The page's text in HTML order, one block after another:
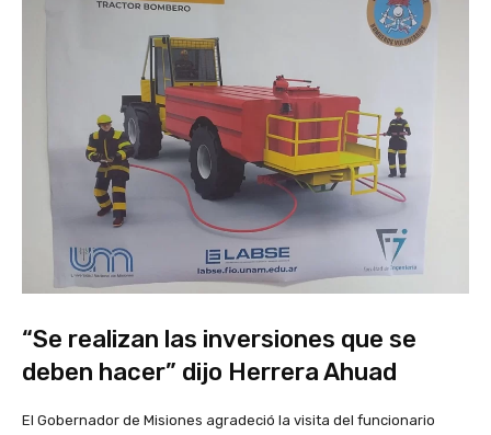
“Se realizan las inversiones que se
deben hacer” dijo Herrera Ahuad
El Gobernador de Misiones agradeció la visita del funcionario